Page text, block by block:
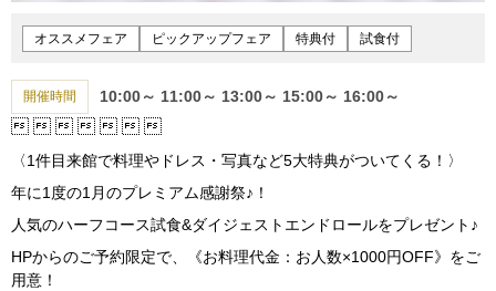
オススメフェア ピックアップフェア 特典付 試食付
開催時間 10:00～ 11:00～ 13:00～ 15:00～ 16:00～
〈1件目来館で料理やドレス・写真など5大特典がついてくる！〉
年に1度の1月のプレミアム感謝祭♪！
人気のハーフコース試食&ダイジェストエンドロールをプレゼント♪
HPからのご予約限定で、《お料理代金：お人数×1000円OFF》をご
用意！